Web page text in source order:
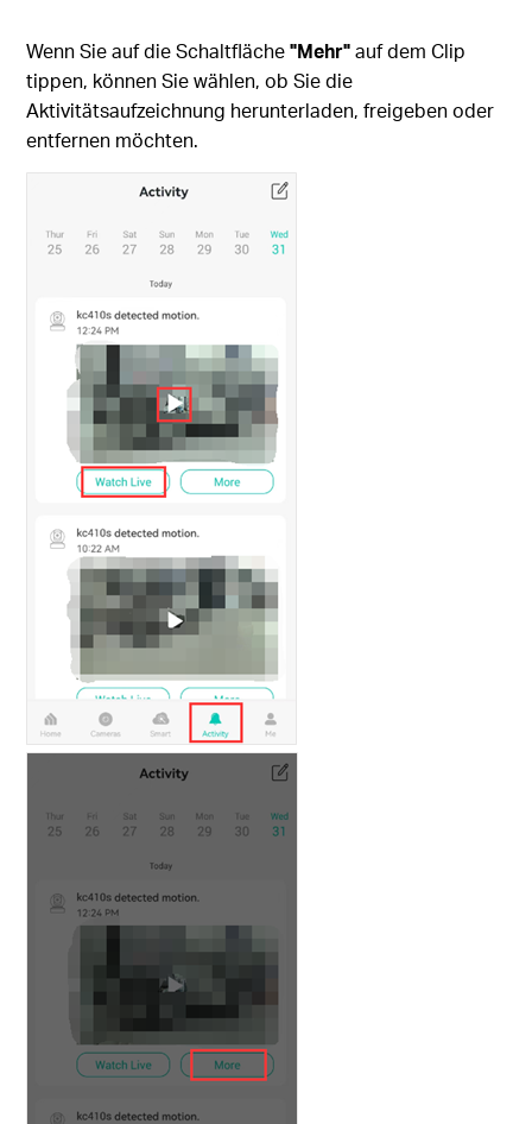
Wenn Sie auf die Schaltfläche"Mehr"auf dem Clip
tippen, können Sie wählen, ob Sie die
Aktivitätsaufzeichnung herunterladen, freigeben oder
entfernen möchten.